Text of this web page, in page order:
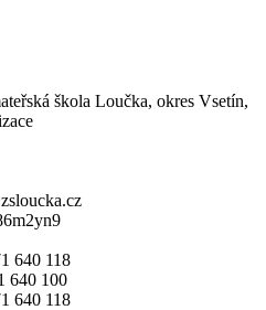
škola Loučka, okres Vsetín,
640 118
640 100
640 118